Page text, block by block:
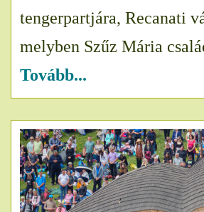
tengerpartjára, Recanati
melyben Szűz Mária
Tovább...